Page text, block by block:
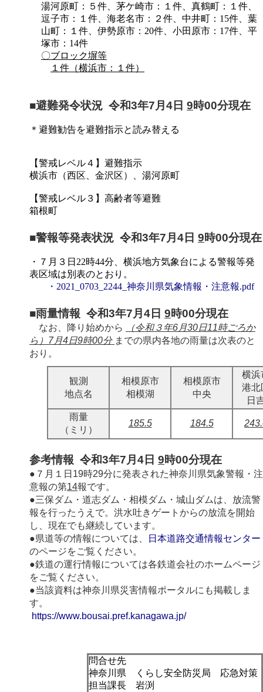
湯河原町：５件、茅ケ崎市：１件、真鶴町：１件、
逗子市：１件、海老名市：２件、中井町：15件、葉
山町：１件、伊勢原市：20件、小田原市：17件、平
塚市：14件
〇ブロック塀等
１件（横浜市：１件）
■避難発令状況 令和3年7月4日 9時00分現在
＊避難勧告を避難指示と読み替える
【警戒レベル４】避難指示
横浜市（西区、金沢区）、湯河原町
【警戒レベル３】高齢者等避難
箱根町
■警報等発表状況 令和3年7月4日 9時00分現在
・７月３日22時44分、横浜地方気象台による警報等発
表区域は別表のとおり。
・2021_0703_2244_神奈川県気象情報・注意報.pdf
■雨量情報 令和3年7月4日 9時00分現在
なお、降り始めから
（令和３年6月30日11時ごろか
ら）7月4日9時00分 までの県内各地の雨量は次表のと
おり。
観測
地点名
相模原市
相模湖
相模原市
中央
横浜
港北
日
雨量
（ミリ）
185.5 184.5
参考情報 令和3年7月4日 9時00分現在
●７月１日19時29分に発表された神奈川県気象警報・注
意報の第14報です。
●三保ダム・道志ダム・相模ダム・城山ダムは、放流警
報を行ったうえで。洪水吐きゲートからの放流を開始
し、現在でも継続しています。
●県道等の情報については、
日本道路交通情報センター
のページをご覧ください。
●鉄道の運行情報については各鉄道会社のホームページ
をご覧ください。
●当該資料は神奈川県災害情報ポータルにも掲載しま
す。
https://www.bousai.pref.kanagawa.jp/
問合せ先
神奈川県 くらし安全防災局 応急対策
担当課長 岩渕